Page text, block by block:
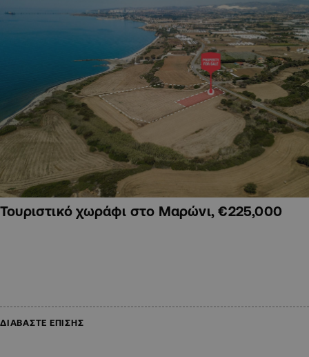
Τουριστικό χωράφι στο Μαρώνι, €225,000
ΔΙΑΒΑΣΤΕ ΕΠΙΣΗΣ